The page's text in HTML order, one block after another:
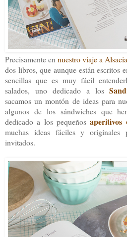
Precisamente en nuestro viaje a Alsacia
dos libros, que aunque están escritos
sencillas que es muy fácil
salados, uno dedicado a los
sacamos un montón de ideas para
algunos de los sándwiches que
dedicado a los pequeñosaperitivos
muchas ideas fáciles y originales
invitados.